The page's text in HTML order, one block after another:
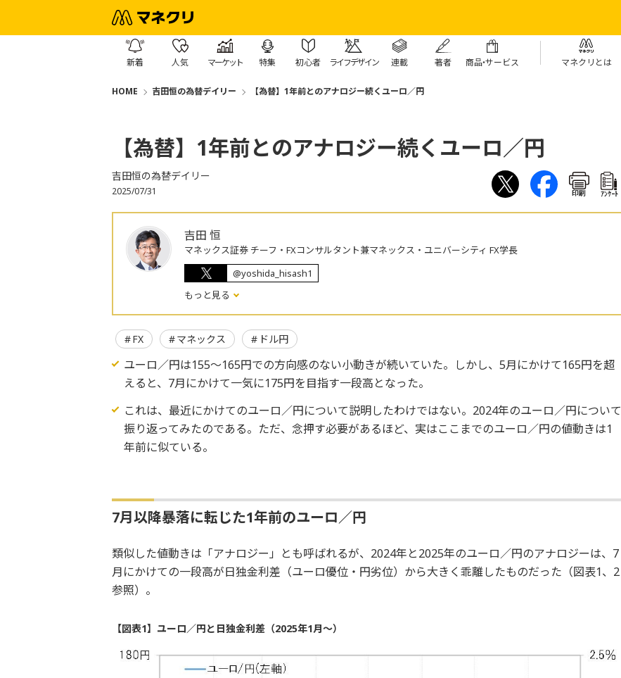
新着 人気 マーケット 特集 初心者 ライフデザイン 連載 著者 商品・サービス マネクリとは
HOME 吉田恒の為替デイリー 【為替】1年前とのアナロジー続くユーロ／円
【為替】1年前とのアナロジー続くユーロ／円
吉田恒の為替デイリー
2025/07/31 印刷 ｱﾝｹｰﾄ
吉田 恒
マネックス証券 チーフ・FXコンサルタント兼マネックス・ユニバーシティ FX学長
@yoshida_hisash1
もっと見る
FX マネックス ドル円
ユーロ／円は155〜165円での方向感のない小動きが続いていた。しかし、5月にかけて165円を超
えると、7月にかけて一気に175円を目指す一段高となった。
これは、最近にかけてのユーロ／円について説明したわけではない。2024年のユーロ／円について
振り返ってみたのである。ただ、念押す必要があるほど、実はここまでのユーロ／円の値動きは1
年前に似ている。
7月以降暴落に転じた1年前のユーロ／円
類似した値動きは「アナロジー」とも呼ばれるが、2024年と2025年のユーロ／円のアナロジーは、7
月にかけての一段高が日独金利差（ユーロ優位・円劣位）から大きく乖離したものだった（図表1、2
参照）。
【図表1】ユーロ／円と日独金利差（2025年1月～）